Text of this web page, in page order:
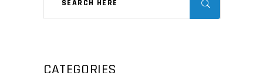
CATEGORIES